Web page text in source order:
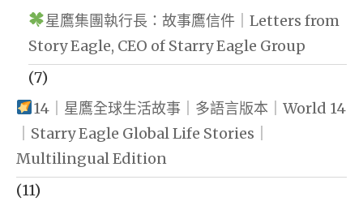
星鷹集團執行長：故事鷹信件｜Letters from
Story Eagle, CEO of Starry Eagle Group
(7)
14｜星鷹全球生活故事｜多語言版本｜World 14
｜Starry Eagle Global Life Stories｜
Multilingual Edition
(11)